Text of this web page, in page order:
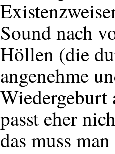
Sound nach
Höllen (die
angenehme
Wiedergeburt
passt eher
das muss